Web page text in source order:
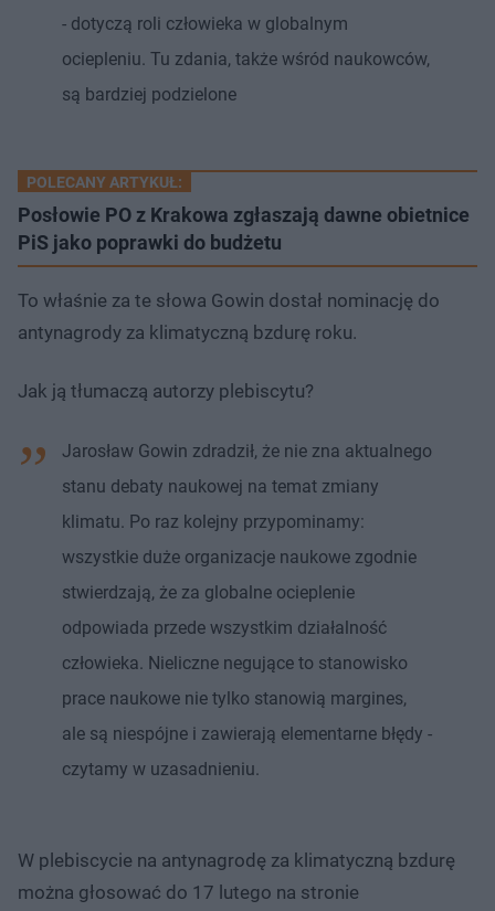
- dotyczą roli człowieka w globalnym
ociepleniu. Tu zdania, także wśród naukowców,
są bardziej podzielone
POLECANY ARTYKUŁ:
Posłowie PO z Krakowa zgłaszają dawne obietnice
PiS jako poprawki do budżetu
To właśnie za te słowa Gowin dostał nominację do
antynagrody za klimatyczną bzdurę roku.
Jak ją tłumaczą autorzy plebiscytu?
Jarosław Gowin zdradził, że nie zna aktualnego
stanu debaty naukowej na temat zmiany
klimatu. Po raz kolejny przypominamy:
wszystkie duże organizacje naukowe zgodnie
stwierdzają, że za globalne ocieplenie
odpowiada przede wszystkim działalność
człowieka. Nieliczne negujące to stanowisko
prace naukowe nie tylko stanowią margines,
ale są niespójne i zawierają elementarne błędy -
czytamy w uzasadnieniu.
W plebiscycie na antynagrodę za klimatyczną bzdurę
można głosować do 17 lutego na stronie